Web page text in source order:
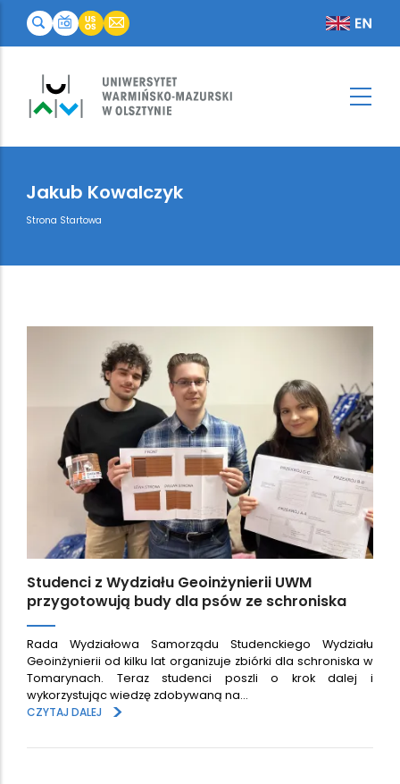
Jakub Kowalczyk
Breadcrumb
Strona Startowa
Studenci z Wydziału Geoinżynierii UWM
przygotowują budy dla psów ze schroniska
Rada Wydziałowa Samorządu Studenckiego Wydziału
Geoinżynierii od kilku lat organizuje zbiórki dla schroniska w
Tomarynach. Teraz studenci poszli o krok dalej i
wykorzystując wiedzę zdobywaną na…
CZYTAJ DALEJ
>